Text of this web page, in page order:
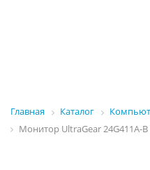
Главная Каталог
Монитор UltraGear 24G411A-B